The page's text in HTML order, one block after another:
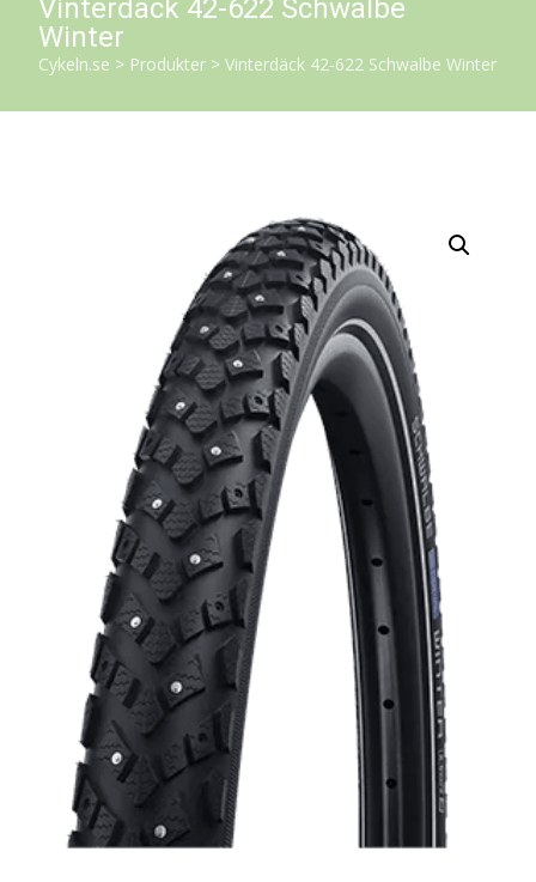
Vinterdäck 42-622 Schwalbe
Winter
Cykeln.se > Produkter > Vinterdäck 42-622 Schwalbe Winter